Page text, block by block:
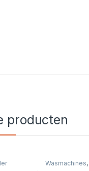
producten
Wasmachines,